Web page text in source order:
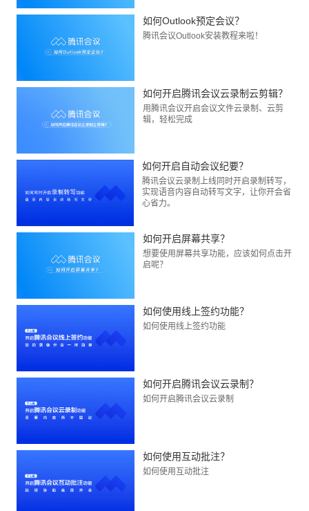
如何Outlook预定会议？
腾讯会议Outlook安装教程来啦！
如何开启腾讯会议云录制云剪辑？
用腾讯会议开启会议文件云录制、云剪
辑，轻松完成
如何开启自动会议纪要？
腾讯会议云录制上线同时开启录制转写，
实现语音内容自动转写文字，让你开会省
心省力。
如何开启屏幕共享？
想要使用屏幕共享功能，应该如何点击开
启呢？
如何使用线上签约功能？
如何使用线上签约功能
如何开启腾讯会议云录制？
如何开启腾讯会议云录制
如何使用互动批注？
如何使用互动批注